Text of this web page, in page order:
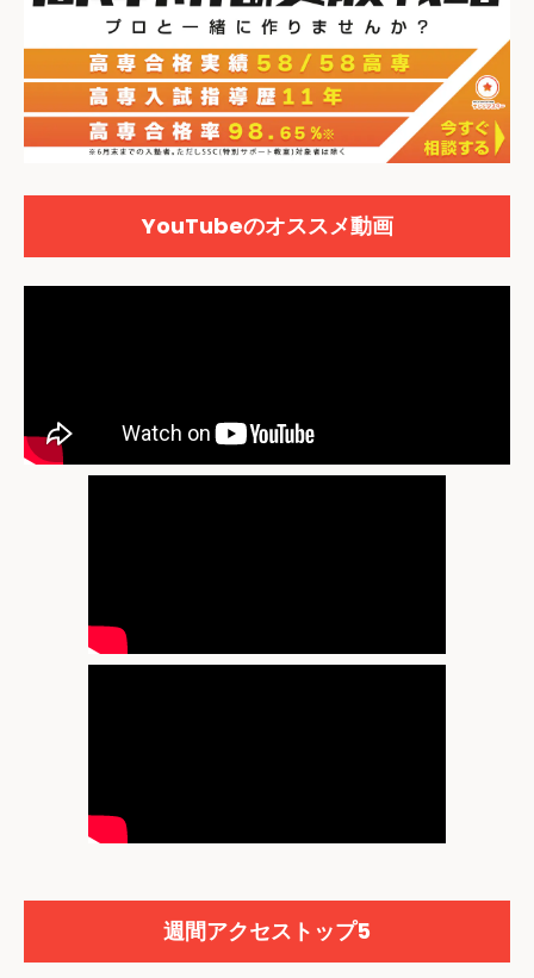
YouTubeのオススメ動画
週間アクセストップ5